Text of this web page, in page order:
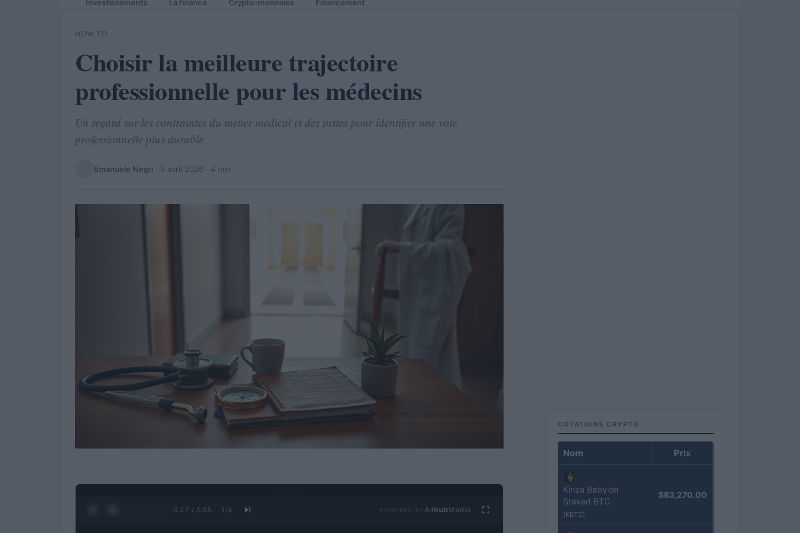
Investissements La finance Crypto-monnaies Financement
HOW TO
Choisir la meilleure trajectoire
professionnelle pour les médecins
Un regard sur les contraintes du métier médical et des pistes pour identifier une voie
professionnelle plus durable
Emanuele Negri · 9 avril 2026 · 4 min
0:28 / 3:55 1 /4 Ad hubMedia
COTATIONS CRYPTO
Nom Prix
Kinza Babylon
Staked BTC
(KBTC)
$83,270.00